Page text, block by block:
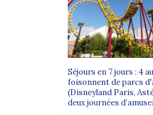
À chaque
les gares SNCF de
Pour certaines de
franciliennes.
Nos départs sont
Les départs
nos équipes.
Séjours en 7 jours : 4
foisonnent de parcs
(Disneyland Paris,
deux journées